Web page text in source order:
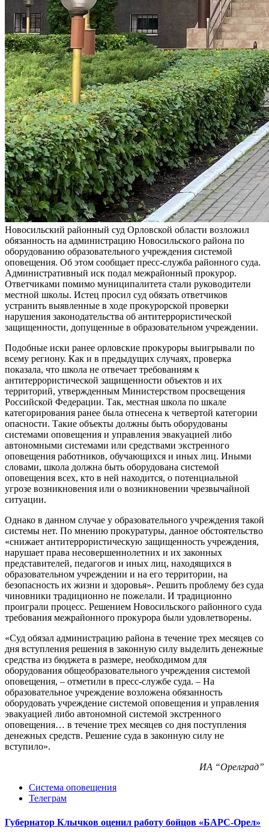
Новосильский районный суд Орловской области возложил
обязанность на администрацию Новосильского района по
оборудованию образовательного учреждения системой
оповещения. Об этом сообщает пресс-служба районного суда.
Административный иск подал межрайонный прокурор.
Ответчиками помимо муниципалитета стали руководители
местной школы. Истец просил суд обязать ответчиков
устранить выявленные в ходе прокурорской проверки
нарушения законодательства об антитеррористической
защищенности, допущенные в образовательном учреждении.
Подобные иски ранее орловские прокуроры выигрывали по
всему региону. Как и в предыдущих случаях, проверка
показала, что школа не отвечает требованиям к
антитеррористической защищенности объектов и их
территорий, утвержденным Министерством просвещения
Российской Федерации. Так, местная школа по шкале
категорирования ранее была отнесена к четвертой категории
опасности. Такие объекты должны быть оборудованы
системами оповещения и управления эвакуацией либо
автономными системами или средствами экстренного
оповещения работников, обучающихся и иных лиц. Иными
словами, школа должна быть оборудована системой
оповещения всех, кто в ней находится, о потенциальной
угрозе возникновения или о возникновении чрезвычайной
ситуации.
Однако в данном случае у образовательного учреждения такой
системы нет. По мнению прокуратуры, данное обстоятельство
«снижает антитеррористическую защищенность учреждения,
нарушает права несовершеннолетних и их законных
представителей, педагогов и иных лиц, находящихся в
образовательном учреждении и на его территории, на
безопасность их жизни и здоровья». Решить проблему без суда
чиновники традиционно не пожелали. И традиционно
проиграли процесс. Решением Новосильского районного суда
требования межрайонного прокурора были удовлетворены.
«Суд обязал администрацию района в течение трех месяцев со
дня вступления решения в законную силу выделить денежные
средства из бюджета в размере, необходимом для
оборудования общеобразовательного учреждения системой
оповещения, – отметили в пресс-службе суда. – На
образовательное учреждение возложена обязанность
оборудовать учреждение системой оповещения и управления
эвакуацией либо автономной системой экстренного
оповещения… в течение трех месяцев со дня поступления
денежных средств. Решение суда в законную силу не
вступило».
ИА “Орелград”
Система оповещения
Телеграм
Губернатор Клычков оценил работу бойцов «БАРС-Орел»